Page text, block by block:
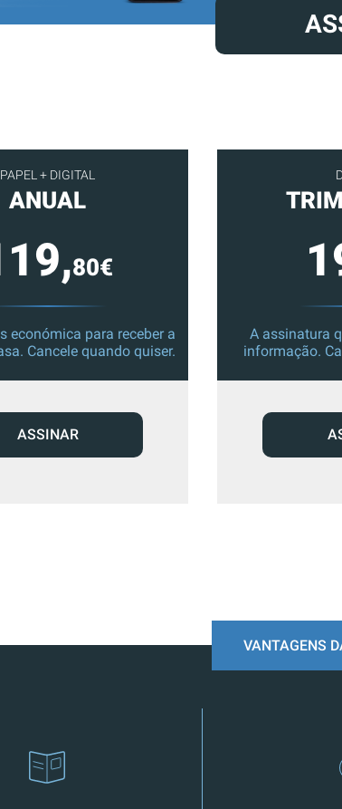
PAPEL + DIGITAL
ANUAL
80€
económica para receber a
Cancele quando quiser.
ASSINAR
A assinatura
informação.
VANTAGENS